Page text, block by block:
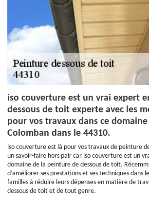
iso couverture est un vrai expert
dessous de toit experte avec les
pour vos travaux dans ce
Colomban dans le 44310.
iso couverture est là pour vos travaux de peinture
un savoir-faire hors pair car iso couverture est un
domaine de la peinture de dessous de toit.
d’améliorer ses prestations et ses techniques dans
familles à réduire leurs dépenses en matière de
dessous de toit et de tout genre.